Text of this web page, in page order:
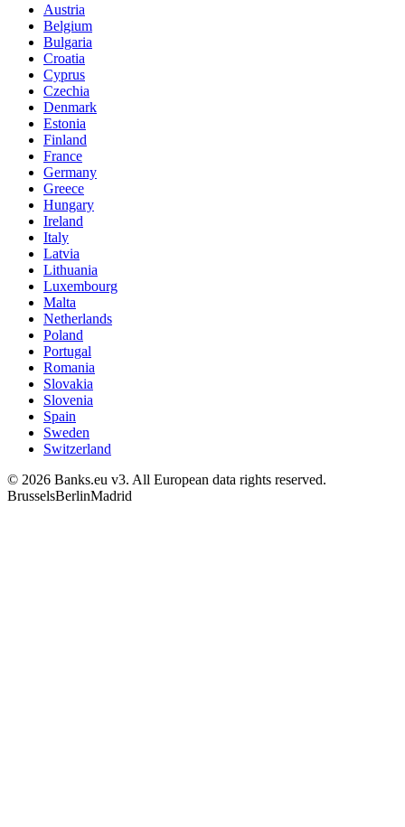
Austria
Belgium
Bulgaria
Croatia
Cyprus
Czechia
Denmark
Estonia
Finland
France
Germany
Greece
Hungary
Ireland
Italy
Latvia
Lithuania
Luxembourg
Malta
Netherlands
Poland
Portugal
Romania
Slovakia
Slovenia
Spain
Sweden
Switzerland
© 2026 Banks.eu v3. All European data rights reserved.
BrusselsBerlinMadrid